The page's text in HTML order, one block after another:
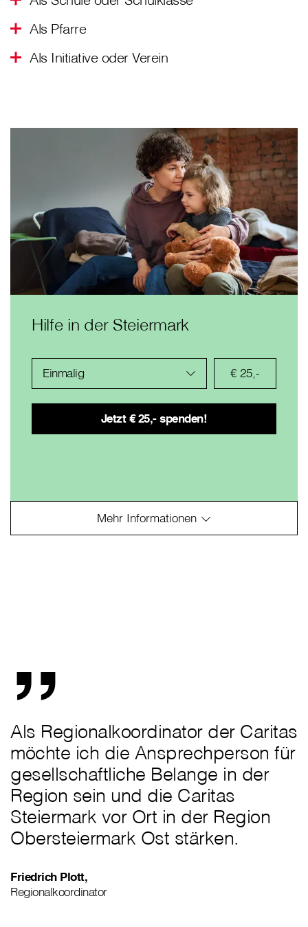
Als Pfarre
Als Initiative oder Verein
Hilfe in der Steiermark
Einmalig
„
Als Regionalkoordinator der Caritas
möchte ich die Ansprechperson für
gesellschaftliche Belange in der
Region sein und die Caritas
Steiermark vor Ort in der Region
Obersteiermark Ost stärken.
Friedrich Plott,
Regionalkoordinator